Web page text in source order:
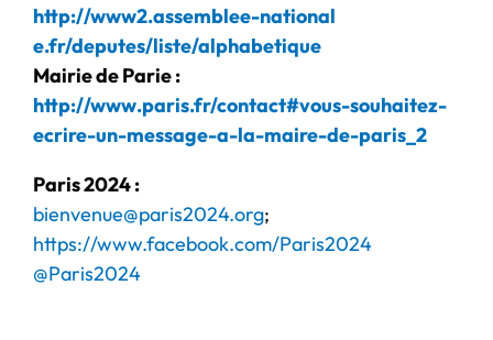
http://www2.assemblee-national
e.fr/deputes/liste/alphabetique
Mairie de Parie :
http://www.paris.fr/contact#vous-souhaitez-
ecrire-un-message-a-la-maire-de-paris_2
Paris 2024 :
bienvenue@paris2024.org;
https://www.facebook.com/Paris2024
@Paris2024